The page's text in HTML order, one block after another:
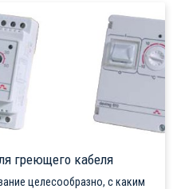
греющего кабеля
целесообразно, с каким